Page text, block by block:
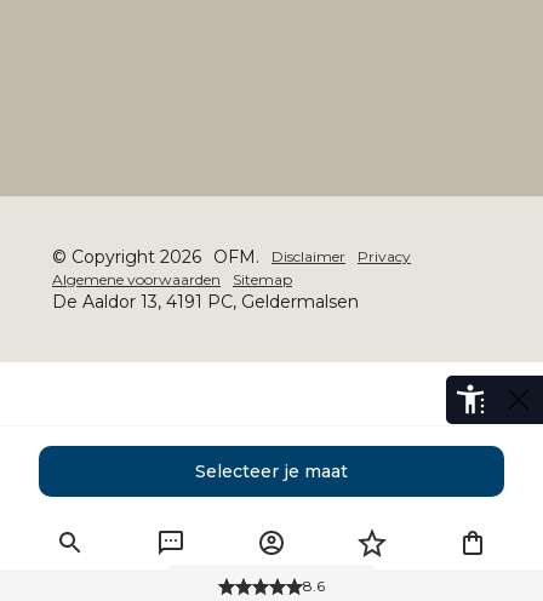
Selecteer je maat
© Copyright 2026 OFM. Disclaimer
Privacy
Algemene voorwaarden
Sitemap
De Aaldor 13, 4191 PC, Geldermalsen
8.6